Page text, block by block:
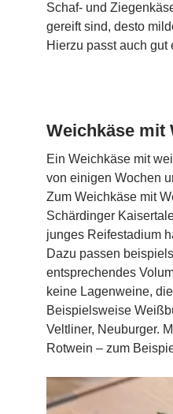
Schaf- und
gereift sind, desto
Hierzu passt auch
Weichkäse mit
Ein Weichkäse mit
von einigen Wochen
Zum Weichkäse mit
Schärdinger
junges Reifestadium
Dazu passen
entsprechendes
keine Lagenweine,
Beispielsweise
Veltliner, Neuburger.
Rotwein – zum